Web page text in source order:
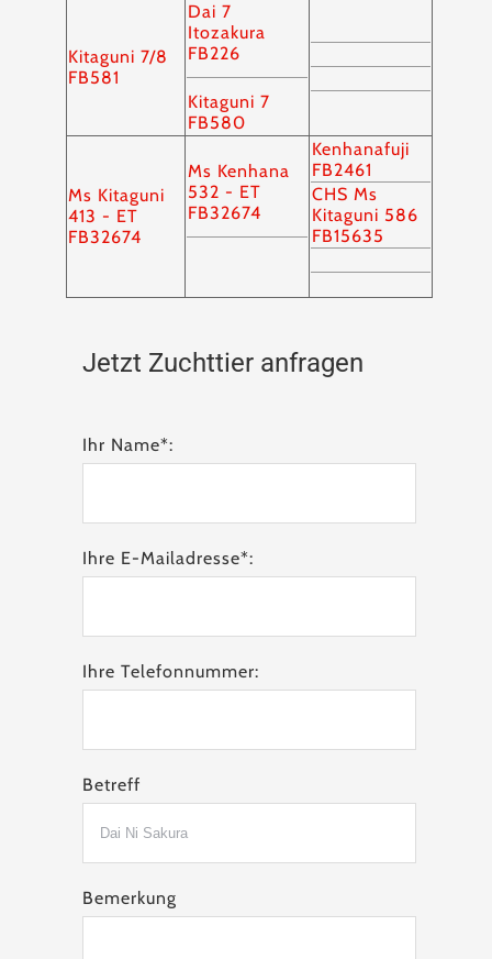
Kitaguni 7/8
FB581
Dai 7
Itozakura
FB226
Kitaguni 7
FB580
Ms Kitaguni
413 - ET
FB32674
Ms Kenhana
532 - ET
FB32674
Kenhanafuji
FB2461
CHS Ms
Kitaguni 586
FB15635
Jetzt Zuchttier anfragen
Ihr Name*:
Ihre E-Mailadresse*:
Ihre Telefonnummer:
Betreff
Bemerkung